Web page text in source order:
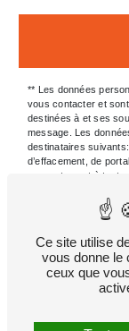
** Les données
vous contacter et
destinées à et ses
message. Les
destinataires
d’effacement, de
consentement à tout
d’une autorité de
post-mortem. Vous
ou par courrier
être demandé. Nous
de contact puis
et de gestion des
d'opposition au
.
Ce site utilise
vous donne le
ceux que